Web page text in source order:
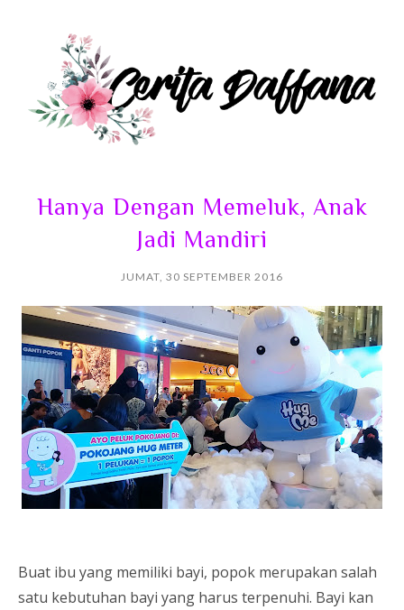
Hanya Dengan Memeluk, Anak
Jadi Mandiri
JUMAT, 30 SEPTEMBER 2016
Buat ibu yang memiliki bayi, popok merupakan salah
satu kebutuhan bayi yang harus terpenuhi. Bayi kan